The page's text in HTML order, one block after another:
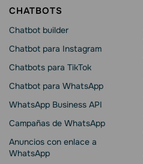
CHATBOTS
Chatbot builder
Chatbot para Instagram
Chatbots para TikTok
Chatbot para WhatsApp
WhatsApp Business API
Campañas de WhatsApp
Anuncios con enlace a
WhatsApp